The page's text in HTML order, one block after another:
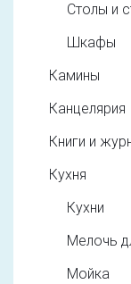
Столы и
Шкафы
Камины
Канцелярия
Книги и
Кухня
Кухни
Мелочь
Мойка